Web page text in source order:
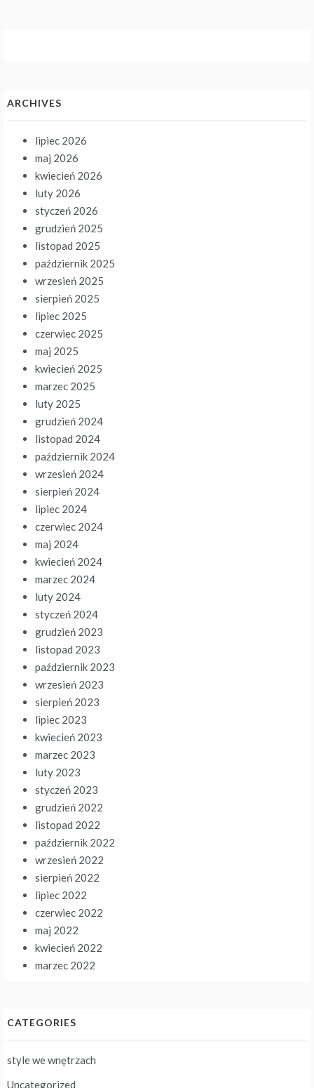
ARCHIVES
lipiec 2026
maj 2026
kwiecień 2026
luty 2026
styczeń 2026
grudzień 2025
listopad 2025
październik 2025
wrzesień 2025
sierpień 2025
lipiec 2025
czerwiec 2025
maj 2025
kwiecień 2025
marzec 2025
luty 2025
grudzień 2024
listopad 2024
październik 2024
wrzesień 2024
sierpień 2024
lipiec 2024
czerwiec 2024
maj 2024
kwiecień 2024
marzec 2024
luty 2024
styczeń 2024
grudzień 2023
listopad 2023
październik 2023
wrzesień 2023
sierpień 2023
lipiec 2023
kwiecień 2023
marzec 2023
luty 2023
styczeń 2023
grudzień 2022
listopad 2022
październik 2022
wrzesień 2022
sierpień 2022
lipiec 2022
czerwiec 2022
maj 2022
kwiecień 2022
marzec 2022
CATEGORIES
style we wnętrzach
Uncategorized